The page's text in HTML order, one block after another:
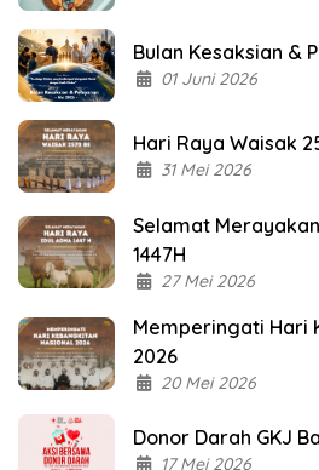
Bulan Kesaksian &
01 Juni 2026
Hari Raya Waisak
31 Mei 2026
Selamat
1447H
27 Mei 2026
Memperingati Hari
2026
20 Mei 2026
Donor Darah GKJ
17 Mei 2026